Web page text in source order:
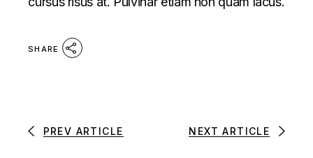
SHARE
PREV ARTICLE NEXT ARTICLE